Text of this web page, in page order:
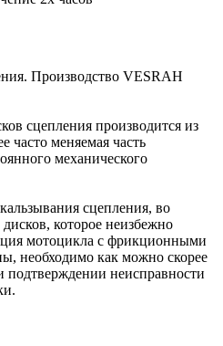
Производство VESRAH
сцепления производится из
часто меняемая часть
механического
сцепления, во
которое неизбежно
мотоцикла с фрикционными
необходимо как можно скорее
подтверждении неисправности